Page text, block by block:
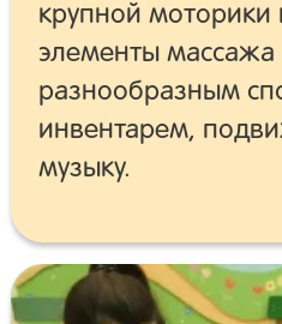
крупной моторики
элементы массажа
разнообразным
инвентарем,
музыку.